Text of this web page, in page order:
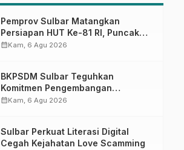
Pemprov Sulbar Matangkan
Persiapan HUT Ke-81 RI, Puncak
Upacara di Lapangan Ahmad
calendar_monthKam, 6 Agu 2026
BKPSDM Sulbar Teguhkan
Komitmen Pengembangan
Kompetensi ASN melalui
calendar_monthKam, 6 Agu 2026
Sulbar Perkuat Literasi Digital
Cegah Kejahatan Love Scamming